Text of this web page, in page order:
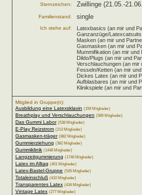
Sternzeichen: Zwillinge (21.05.-
Familienstand: single
Ich stehe auf:
Latexbasics (an mir und
Ganzanzüge/
Masken (an mir und
Gasmasken (an mir und
Mummifikation (an mir und
Dildo/Plugs (an mir und
Verschlauchungen (an mir
Fesseln/Ketten (an mir
Dickes Latex (an mir und
Aufblasbares (an mir und
Klinikspiele (an mir und
Mitglied in Gruppe(n):
Ausbildung eine Latexsklavin (159 Mitglieder)
Breathplay und Verschlauchungen (589 Mitglieder)
Das Gummi Labor (538 Mitglieder)
E-Play Reizstrom (213 Mitglieder)
Gasmasken-träger (882 Mitglieder)
Gummierziehung (382 Mitglieder)
Gummiklinik (1448 Mitglieder)
Langzeitgummierung (1746 Mitglieder)
Latex im Alltag (401 Mitglieder)
Latex-Bastel-Gruppe (526 Mitglieder)
Totaleinschluß (410 Mitglieder)
Transparentes Latex (434 Mitglieder)
Vintage Latex (277 Mitglieder)